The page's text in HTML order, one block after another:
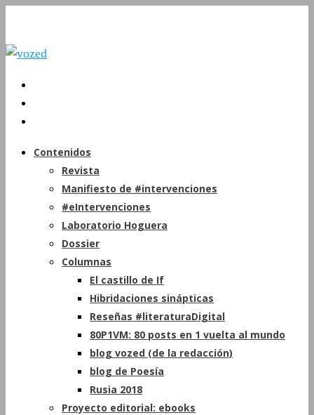
Contenidos
Revista
Manifiesto de #intervenciones
#eIntervenciones
Laboratorio Hoguera
Dossier
Columnas
El castillo de If
Hibridaciones sinápticas
Reseñas #literaturaDigital
80P1VM: 80 posts en 1 vuelta al mundo
blog vozed (de la redacción)
blog de Poesía
Rusia 2018
Proyecto editorial: ebooks